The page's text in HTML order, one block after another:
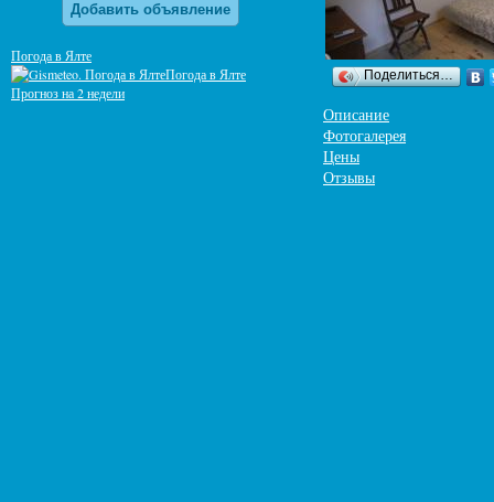
Поделиться…
Описание
Фотогалерея
Цены
Отзывы
Добавить объявление
Погода в Ялте
Погода в Ялте
Прогноз на 2 недели